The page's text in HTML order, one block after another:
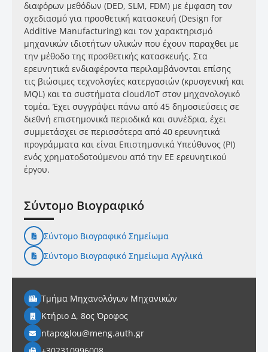
διαφόρων μεθόδων (DED, SLM, FDM) με έμφαση τον
σχεδιασμό για προσθετική κατασκευή (Design for
Additive Manufacturing) και τον χαρακτηρισμό
μηχανικών ιδιοτήτων υλικών που έχουν παραχθει με
την μέθοδο της προσθετικής κατασκευής. Στα
ερευνητικά ενδιαφέροντα περιλαμβάνονται επίσης
τις βιώσιμες τεχνολογίες κατεργασιών (κρυογενική και
MQL) και τα συστήματα cloud/IoT στον μηχανολογικό
τομέα. Έχει συγγράψει πάνω από 45 δημοσιεύσεις σε
διεθνή επιστημονικά περιοδικά και συνέδρια, έχει
συμμετάσχει σε περισσότερα από 40 ερευνητικά
προγράμματα και είναι Επιστημονικά Υπεύθυνος (PI)
ενός χρηματοδοτούμενου από την ΕΕ ερευνητικού
έργου.
Σύντομο Βιογραφικό
Σύντομο Βιογραφικό Σημείωμα
Σύντομο Βιογραφικό Σημείωμα Αγγλικά
Τμήμα Μηχανολόγων Μηχανικών
Κτήριο Δ, 8ος Όροφος
ntapoglou@meng.auth.gr